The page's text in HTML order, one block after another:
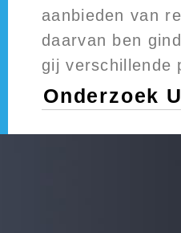
aanbieden van
daarvan ben
gij verschillende
Onderzoek